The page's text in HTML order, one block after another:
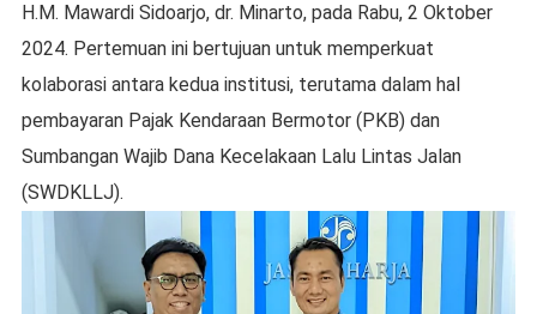
H.M. Mawardi Sidoarjo, dr. Minarto, pada Rabu, 2 Oktober
2024. Pertemuan ini bertujuan untuk memperkuat
kolaborasi antara kedua institusi, terutama dalam hal
pembayaran Pajak Kendaraan Bermotor (PKB) dan
Sumbangan Wajib Dana Kecelakaan Lalu Lintas Jalan
(SWDKLLJ).